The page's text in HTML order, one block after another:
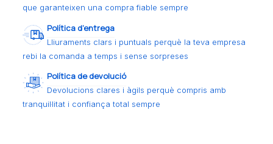
que garanteixen una compra fiable sempre
Política d’entrega
Lliuraments clars i puntuals perquè la teva empresa
rebi la comanda a temps i sense sorpreses
Política de devolució
Devolucions clares i àgils perquè compris amb
tranquil·litat i confiança total sempre